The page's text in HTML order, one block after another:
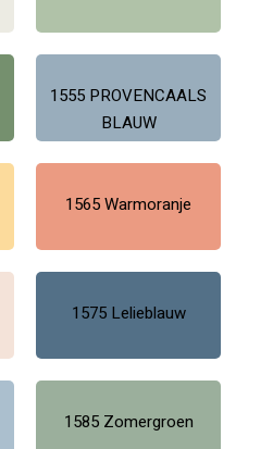
1555 PROVENCAALS
BLAUW
1565 Warmoranje
1575 Lelieblauw
1585 Zomergroen